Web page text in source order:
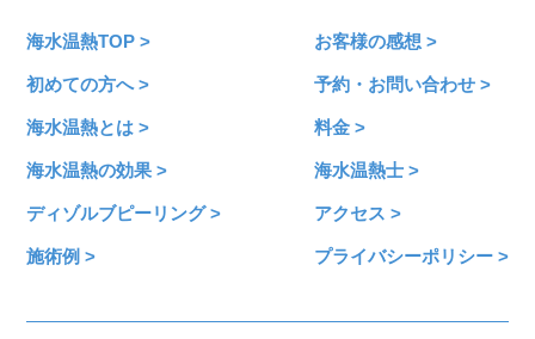
海水温熱TOP >
初めての方へ >
海水温熱とは >
海水温熱の効果 >
ディゾルブピーリング >
施術例 >
お客様の感想 >
予約・お問い合わせ >
料金 >
海水温熱士 >
アクセス >
プライバシーポリシー >